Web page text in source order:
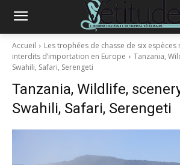
Accueil
Les trophées de chasse de six espèces
interdits d’importation en Europe
Tanzania,
Swahili, Safari, Serengeti
Tanzania, Wildlife,
Swahili, Safari, Serengeti